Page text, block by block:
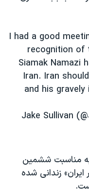
I had a good
recognition of
Siamak Namazi
Iran. Iran
and his
مناسبت ششمین
زندانی شده